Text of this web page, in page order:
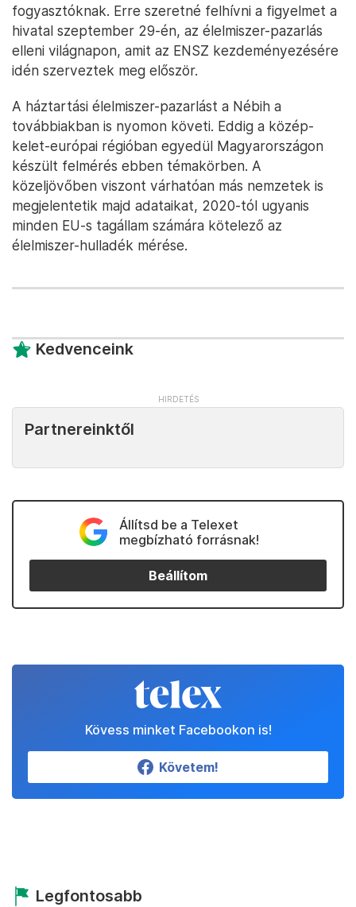
fogyasztóknak. Erre szeretné felhívni a figyelmet a
hivatal szeptember 29-én, az élelmiszer-pazarlás
elleni világnapon, amit az ENSZ kezdeményezésére
idén szerveztek meg először.
A háztartási élelmiszer-pazarlást a Nébih a
továbbiakban is nyomon követi. Eddig a közép-
kelet-európai régióban egyedül Magyarországon
készült felmérés ebben témakörben. A
közeljövőben viszont várhatóan más nemzetek is
megjelentetik majd adataikat, 2020-tól ugyanis
minden EU-s tagállam számára kötelező az
élelmiszer-hulladék mérése.
Kedvenceink
Partnereinktől
Állítsd be a Telexet
megbízható forrásnak!
Beállítom
Kövess minket Facebookon is!
Követem!
Legfontosabb